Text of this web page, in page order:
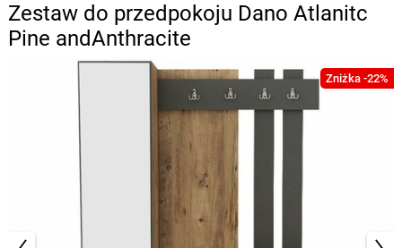
Zestaw do przedpokoju Dano Atlanitc
Pine andAnthracite
Zniżka -22%